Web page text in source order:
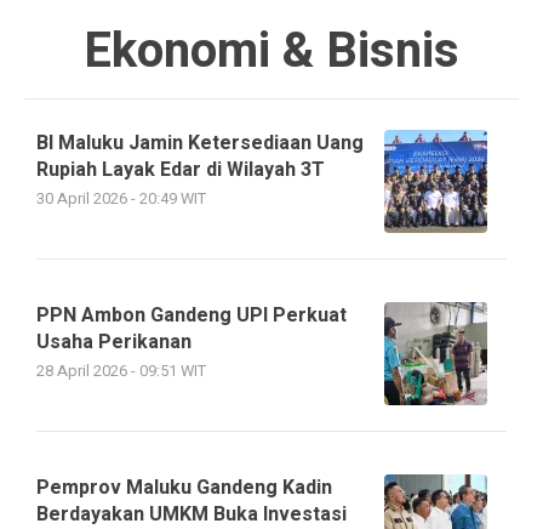
Ekonomi & Bisnis
BI Maluku Jamin Ketersediaan Uang
Rupiah Layak Edar di Wilayah 3T
30 April 2026 - 20:49 WIT
PPN Ambon Gandeng UPI Perkuat
Usaha Perikanan
28 April 2026 - 09:51 WIT
Pemprov Maluku Gandeng Kadin
Berdayakan UMKM Buka Investasi